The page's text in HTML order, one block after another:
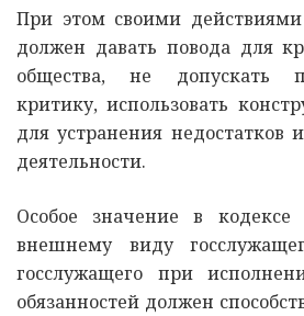
При этом своими
должен давать повода для
общества, не допускать
критику, использовать
для устранения недостатков
деятельности.
Особое значение в
внешнему виду
госслужащего при
обязанностей должен